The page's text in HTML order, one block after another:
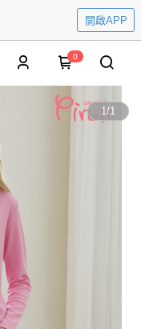
開啟APP
0
1/1